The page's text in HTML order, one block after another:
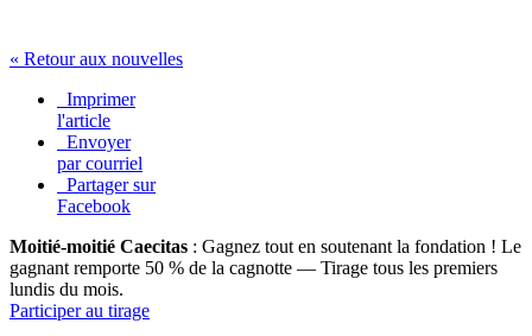
« Retour aux nouvelles
Imprimer
l'article
Envoyer
par courriel
Partager sur
Facebook
Moitié-moitié Caecitas : Gagnez tout en soutenant la fondation ! Le
gagnant remporte 50 % de la cagnotte — Tirage tous les premiers
lundis du mois.
Participer au tirage